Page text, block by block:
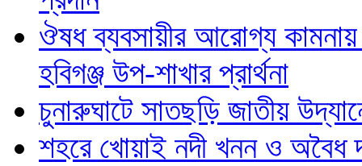
ঔষধ ব্যবসায়ীর আরোগ্য কামনায়
হবিগঞ্জ উপ-শাখার প্রার্থনা
চুনারুঘাটে সাতছড়ি জাতীয়
শহরে খোয়াই নদী খনন ও অবৈধ